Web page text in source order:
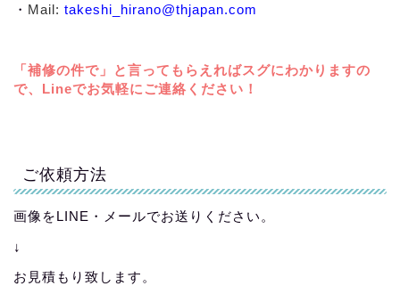
・ Mail: takeshi_hirano@thjapan.com
「補修の件で」と言ってもらえればスグにわかりますの
で、Lineでお気軽にご連絡ください！
ご依頼方法
画像をLINE・メールでお送りください。
↓
お見積もり致します。